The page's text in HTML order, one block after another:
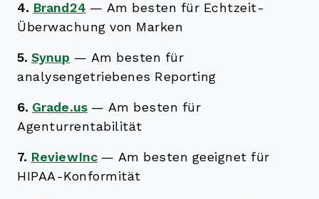
4. Brand24 — Am besten für Echtzeit-
Überwachung von Marken
5. Synup — Am besten für
analysengetriebenes Reporting
6. Grade.us — Am besten für
Agenturrentabilität
7. ReviewInc — Am besten geeignet für
HIPAA-Konformität